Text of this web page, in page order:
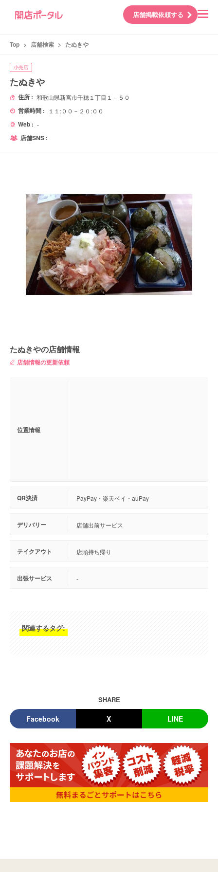
店舗掲載依頼する
Top > 店舗検索 > たぬきや
小売店
たぬきや
住所 : 和歌山県新宮市千穂１丁目１－５０
営業時間 : １１:００－２０:００
Web : -
店舗SNS :
たぬきやの店舗情報
店舗情報の更新依頼
位置情報
QR決済 PayPay・楽天ペイ・auPay
デリバリー 店舗出前サービス
テイクアウト 店頭持ち帰り
出張サービス -
関連するタグ:
SHARE
Facebook X LINE